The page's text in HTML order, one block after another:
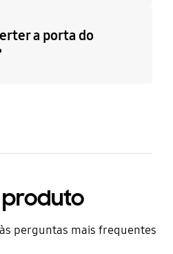
a porta do
perguntas mais frequentes